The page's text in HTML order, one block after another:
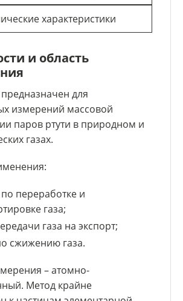
характеристики
и область
для
измерений массовой
паров ртути в природном и
газах.
переработке и
газа;
газа на экспорт;
сжижению газа.
– атомно-
Метод крайне